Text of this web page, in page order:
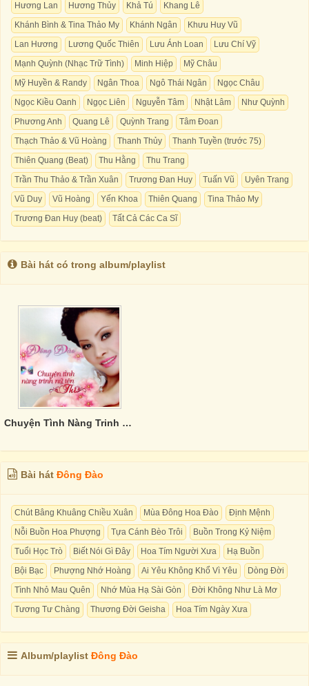
Hương Lan
Hương Thủy Khả Tú
Khang Lê
Khánh Bình & Tina Thảo My
Khánh Ngân
Khưu Huy Vũ
Lan Hương
Lương Quốc Thiên Lưu Ánh Loan
Lưu Chí Vỹ
Mạnh Quỳnh (Nhạc Trữ Tình)
Minh Hiệp
Mỹ Châu
Mỹ Huyền & Randy
Ngân Thoa Ngô Thái Ngân
Ngọc Châu
Ngọc Kiều Oanh
Ngọc Liên Nguyễn Tâm Nhật Lâm
Như Quỳnh
Phương Anh
Quang Lê Quỳnh Trang
Tâm Đoan
Thạch Thảo & Vũ Hoàng
Thanh Thủy
Thanh Tuyền (trước 75)
Thiên Quang (Beat)
Thu Hằng
Thu Trang
Trần Thu Thảo & Trần Xuân
Trương Đan Huy Tuấn Vũ
Uyên Trang
Vũ Duy
Vũ Hoàng Yến Khoa Thiên Quang
Tina Thảo My
Trương Đan Huy (beat)
Tất Cả Các Ca Sĩ
Bài hát có trong album/playlist
Chuyện Tình Nàng Trinh Nữ Tên Thi - Đông Đào
Bài hát Đông Đào
Chút Bâng Khuâng Chiều Xuân Mùa Đông Hoa Đào
Định Mệnh
Nỗi Buồn Hoa Phượng
Tựa Cánh Bèo Trôi
Buồn Trong Kỷ Niệm
Tuổi Học Trò
Biết Nói Gì Đây Hoa Tím Người Xưa
Hạ Buồn
Bội Bạc
Phượng Nhớ Hoàng Ai Yêu Không Khổ Vì Yêu
Dòng Đời
Tình Nhỏ Mau Quên
Nhớ Mùa Hạ Sài Gòn
Đời Không Như Là Mơ
Tương Tư Chàng
Thương Đời Geisha Hoa Tím Ngày Xưa
Album/playlist Đông Đào